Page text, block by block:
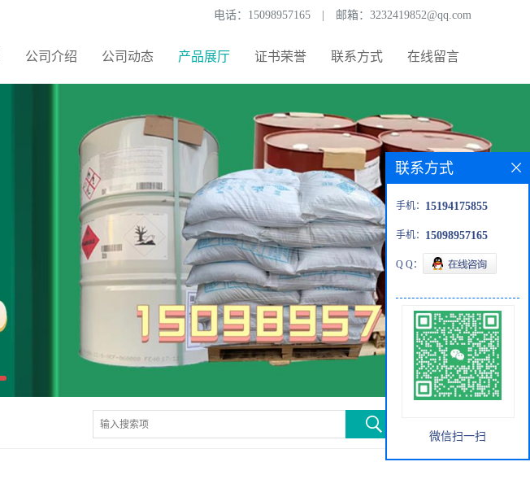
电话： 15098957165 邮箱： 3232419852@qq.com
公司介绍 公司动态 产品展厅 证书荣誉 联系方式 在线留言
联系方式
手机： 15194175855
手机： 15098957165
Q Q：
微信扫一扫